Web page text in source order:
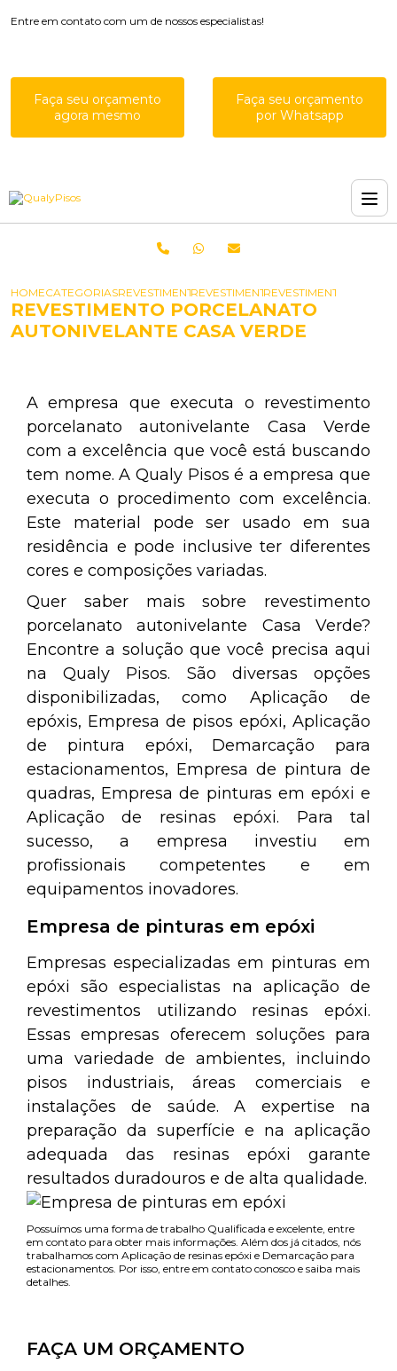
Entre em contato com um de nossos especialistas!
Faça seu orçamento
agora mesmo
Faça seu orçamento
por Whatsapp
HOMECATEGORIASREVESTIMENTOS AUTONIVELANTES
REVESTIMENTO PORCELANATO
REVESTIMENTO
REVESTIMENTO PORCELANATO
AUTONIVELANTE CASA VERDE
A empresa que executa o revestimento
porcelanato autonivelante Casa Verde
com a excelência que você está buscando
tem nome. A Qualy Pisos é a empresa que
executa o procedimento com excelência.
Este material pode ser usado em sua
residência e pode inclusive ter diferentes
cores e composições variadas.
Quer saber mais sobre revestimento
porcelanato autonivelante Casa Verde?
Encontre a solução que você precisa aqui
na Qualy Pisos. São diversas opções
disponibilizadas, como Aplicação de
epóxis, Empresa de pisos epóxi, Aplicação
de pintura epóxi, Demarcação para
estacionamentos, Empresa de pintura de
quadras, Empresa de pinturas em epóxi e
Aplicação de resinas epóxi. Para tal
sucesso, a empresa investiu em
profissionais competentes e em
equipamentos inovadores.
Empresa de pinturas em epóxi
Empresas especializadas em pinturas em
epóxi são especialistas na aplicação de
revestimentos utilizando resinas epóxi.
Essas empresas oferecem soluções para
uma variedade de ambientes, incluindo
pisos industriais, áreas comerciais e
instalações de saúde. A expertise na
preparação da superfície e na aplicação
adequada das resinas epóxi garante
resultados duradouros e de alta qualidade.
Possuímos uma forma de trabalho Qualificada e excelente, entre
em contato para obter mais informações. Além dos já citados, nós
trabalhamos com Aplicação de resinas epóxi e Demarcação para
estacionamentos. Por isso, entre em contato conosco e saiba mais
detalhes.
FAÇA UM ORÇAMENTO